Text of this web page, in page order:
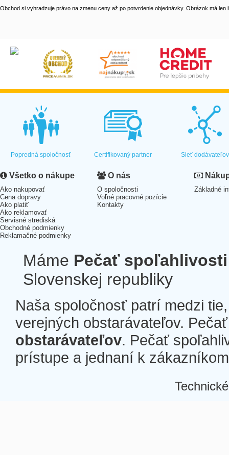
Obchod si vyhradzuje právo na zmenu ceny až po potvrdenie objednávky. Obrázok má len
Popredná spoločnosť Certifikovaný partner Sieť dodávateľov
Všetko o nákupe
Ako nakupovať
Cena dopravy
Ako platiť
Ako reklamovať
Servisné strediská
Obchodné podmienky
Reklamačné podmienky
O nás
O spoločnosti
Voľné pracovné pozície
Kontakty
Základné
Máme Pečať spoľahlivosti
Slovenskej republiky
Naša spoločnosť patrí medzi
verejných obstarávateľov.
obstarávateľov. Pečať
prístupe a jednaní k